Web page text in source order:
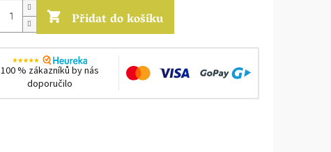
Přidat do košíku
100 % zákazníků by nás
doporučilo